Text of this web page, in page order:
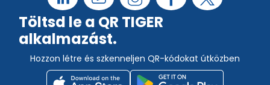
Töltsd le a QR TIGER
alkalmazást.
Hozzon létre és szkenneljen QR-kódokat útközben